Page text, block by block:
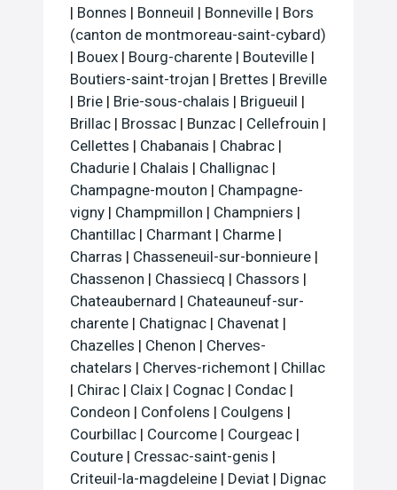
| Bonnes | Bonneuil | Bonneville | Bors
(canton de montmoreau-saint-cybard)
| Bouex | Bourg-charente | Bouteville |
Boutiers-saint-trojan | Brettes | Breville
| Brie | Brie-sous-chalais | Brigueuil |
Brillac | Brossac | Bunzac | Cellefrouin |
Cellettes | Chabanais | Chabrac |
Chadurie | Chalais | Challignac |
Champagne-mouton | Champagne-
vigny | Champmillon | Champniers |
Chantillac | Charmant | Charme |
Charras | Chasseneuil-sur-bonnieure |
Chassenon | Chassiecq | Chassors |
Chateaubernard | Chateauneuf-sur-
charente | Chatignac | Chavenat |
Chazelles | Chenon | Cherves-
chatelars | Cherves-richemont | Chillac
| Chirac | Claix | Cognac | Condac |
Condeon | Confolens | Coulgens |
Courbillac | Courcome | Courgeac |
Couture | Cressac-saint-genis |
Criteuil-la-magdeleine | Deviat | Dignac